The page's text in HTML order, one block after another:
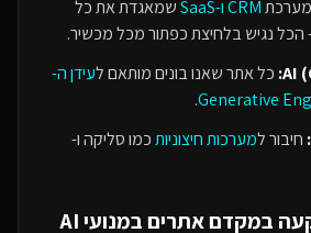
מערכתCRM ו-SaaS
שמאגדת את כל
נגיש בלחיצת כפתור מכל מכשיר.
כל אתר שאנו בונים מותאם לעידן ה-
Generative
.
חיבור למערכות חיצוניותכמו סליקה ו-
במקדם אתרים במנועי AI